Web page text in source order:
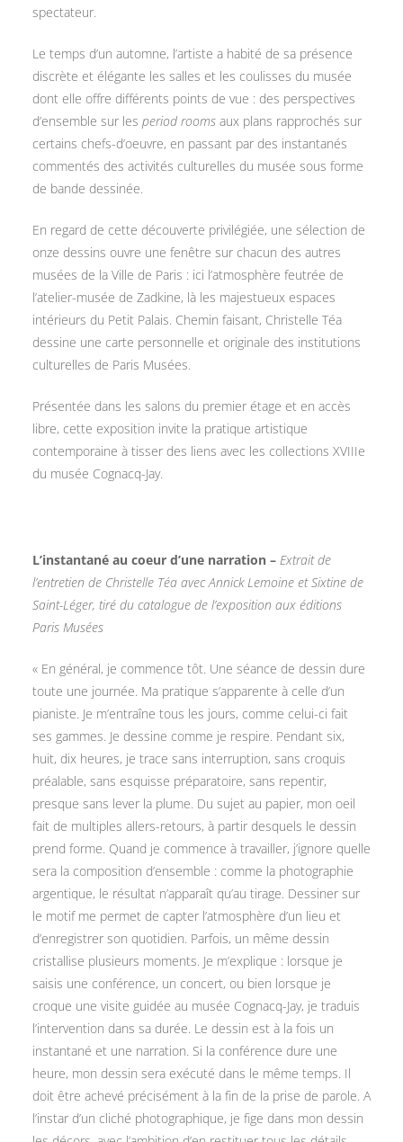
spectateur.
Le temps d’un automne, l’artiste a habité de sa présence
discrète et élégante les salles et les coulisses du musée
dont elle offre différents points de vue : des perspectives
d’ensemble sur les period rooms aux plans rapprochés sur
certains chefs-d’oeuvre, en passant par des instantanés
commentés des activités culturelles du musée sous forme
de bande dessinée.
En regard de cette découverte privilégiée, une sélection de
onze dessins ouvre une fenêtre sur chacun des autres
musées de la Ville de Paris : ici l’atmosphère feutrée de
l’atelier-musée de Zadkine, là les majestueux espaces
intérieurs du Petit Palais. Chemin faisant, Christelle Téa
dessine une carte personnelle et originale des institutions
culturelles de Paris Musées.
Présentée dans les salons du premier étage et en accès
libre, cette exposition invite la pratique artistique
contemporaine à tisser des liens avec les collections XVIIIe
du musée Cognacq-Jay.
L’instantané au coeur d’une narration – Extrait de
l’entretien de Christelle Téa avec Annick Lemoine et Sixtine de
Saint-Léger, tiré du catalogue de l’exposition aux éditions
Paris Musées
« En général, je commence tôt. Une séance de dessin dure
toute une journée. Ma pratique s’apparente à celle d’un
pianiste. Je m’entraîne tous les jours, comme celui-ci fait
ses gammes. Je dessine comme je respire. Pendant six,
huit, dix heures, je trace sans interruption, sans croquis
préalable, sans esquisse préparatoire, sans repentir,
presque sans lever la plume. Du sujet au papier, mon oeil
fait de multiples allers-retours, à partir desquels le dessin
prend forme. Quand je commence à travailler, j’ignore quelle
sera la composition d’ensemble : comme la photographie
argentique, le résultat n’apparaît qu’au tirage. Dessiner sur
le motif me permet de capter l’atmosphère d’un lieu et
d’enregistrer son quotidien. Parfois, un même dessin
cristallise plusieurs moments. Je m’explique : lorsque je
saisis une conférence, un concert, ou bien lorsque je
croque une visite guidée au musée Cognacq-Jay, je traduis
l’intervention dans sa durée. Le dessin est à la fois un
instantané et une narration. Si la conférence dure une
heure, mon dessin sera exécuté dans le même temps. Il
doit être achevé précisément à la fin de la prise de parole. A
l’instar d’un cliché photographique, je fige dans mon dessin